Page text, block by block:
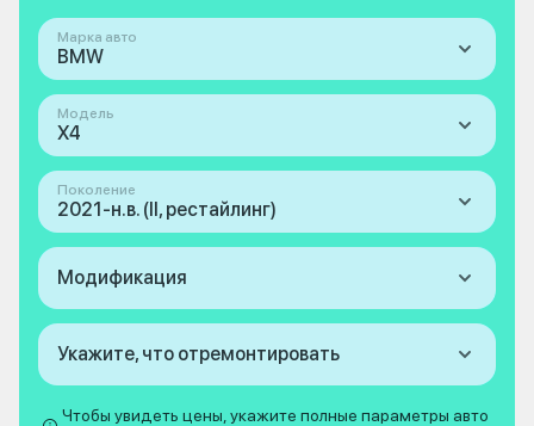
Марка авто
BMW
Модель
X4
Поколение
2021-н.в. (II, рестайлинг)
Модификация
Укажите, что отремонтировать
Чтобы увидеть цены, укажите полные параметры авто